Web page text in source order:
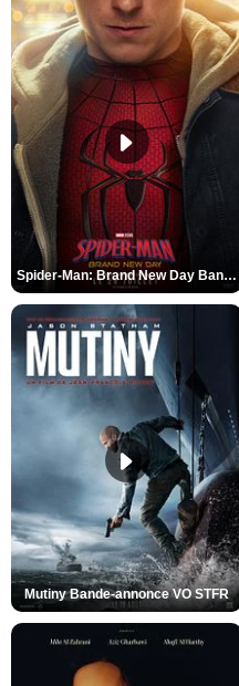
Spider-Man: Brand New Day Bande-annonce VO STFR
Mutiny Bande-annonce VO STFR